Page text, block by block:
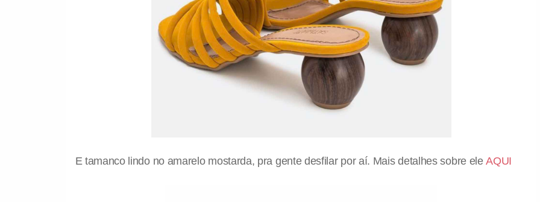
E tamanco lindo no amarelo mostarda, pra gente desfilar por aí. Mais detalhes sobre eleAQUI